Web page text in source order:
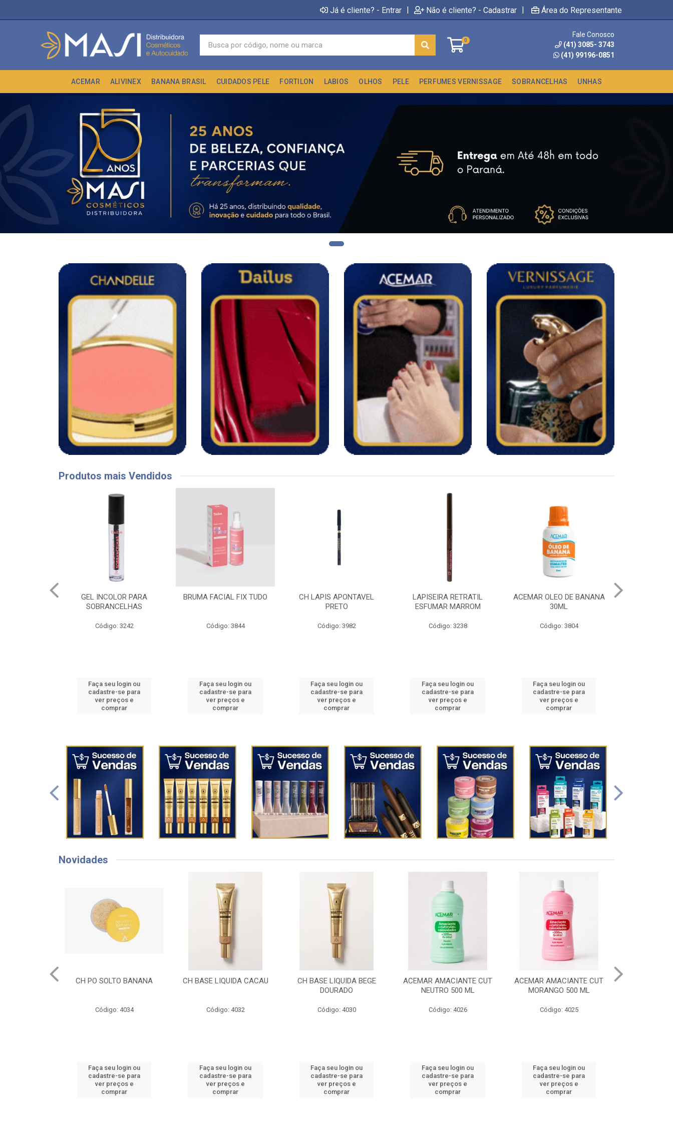
Já é cliente? - Entrar | Não é cliente? - Cadastrar | Área do Representante
0
Fale Conosco
(41) 3085- 3743
(41) 99196-0851
ACEMAR ALIVINEX BANANA BRASIL CUIDADOS PELE FORTILON LABIOS OLHOS PELE PERFUMES VERNISSAGE SOBRANCELHAS UNHAS
Produtos mais Vendidos
BRUMA FACIAL FIX TUDO
Código: 3844
Faça seu login ou
cadastre-se para
ver preços e
comprar
CH LAPIS APONTAVEL
Código: 3982
Faça seu login ou
cadastre-se para
ver preços e
comprar
LAPISEIRA RETRATIL
ESFUMAR MARROM
Código: 3238
Faça seu login ou
cadastre-se para
ver preços e
comprar
ACEMAR OLEO DE BANANA
30ML
Código: 3804
Faça seu login ou
cadastre-se para
ver preços e
comprar
CH LAPIS APONTAVEL
MARROM
Código: 3980
Faça seu login ou
cadastre-se para
ver preços e
comprar
Novidades
CH BASE LIQUIDA CACAU
Código: 4032
Faça seu login ou
cadastre-se para
ver preços e
comprar
CH BASE LIQUIDA BEGE
Código: 4030
Faça seu login ou
cadastre-se para
ver preços e
comprar
ACEMAR AMACIANTE CUT
NEUTRO 500 ML
Código: 4026
Faça seu login ou
cadastre-se para
ver preços e
comprar
ACEMAR AMACIANTE CUT
MORANGO 500 ML
Código: 4025
Faça seu login ou
cadastre-se para
ver preços e
comprar
ESM ULTIMA CHAMADA
EXCESSO DE BAGAGEM
Código: 4008
Faça seu login ou
cadastre-se para
ver preços e
comprar